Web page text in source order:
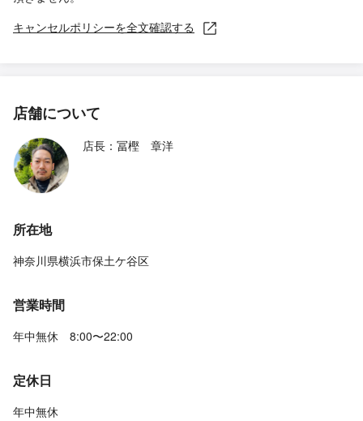
キャンセルポリシーを全文確認する
店舗について
店長：冨樫 章洋
所在地
神奈川県横浜市保土ケ谷区
営業時間
年中無休 8:00〜22:00
定休日
年中無休